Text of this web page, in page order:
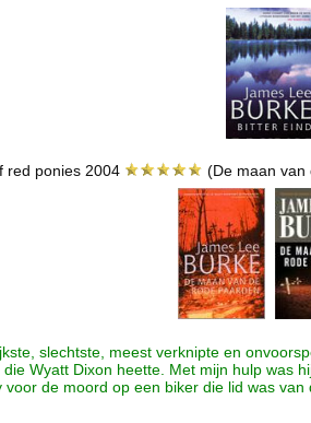
red ponies 2004 (De maan
slechtste, meest verknipte en
die Wyatt Dixon heette. Met mijn hulp was
voor de moord op een biker die lid was van